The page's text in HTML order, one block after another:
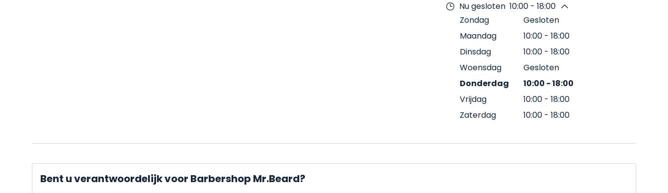
Nu gesloten 10:00 - 18:00
Zondag
Gesloten
Maandag
10:00 - 18:00
Dinsdag
10:00 - 18:00
Woensdag
Gesloten
Donderdag
10:00 -18:00
Vrijdag
10:00 - 18:00
Zaterdag
10:00 - 18:00
Bent u verantwoordelijk voor Barbershop Mr.Beard?